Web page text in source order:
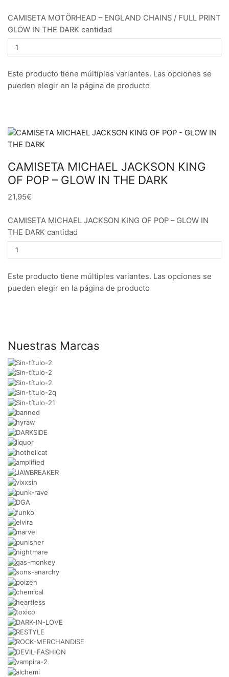
CAMISETA MOTÖRHEAD – ENGLAND CHAINS / FULL PRINT
GLOW IN THE DARK cantidad
Este producto tiene múltiples variantes. Las opciones se
pueden elegir en la página de producto
CAMISETA MICHAEL JACKSON KING
OF POP – GLOW IN THE DARK
21,95€
CAMISETA MICHAEL JACKSON KING OF POP – GLOW IN
THE DARK cantidad
Este producto tiene múltiples variantes. Las opciones se
pueden elegir en la página de producto
Nuestras Marcas